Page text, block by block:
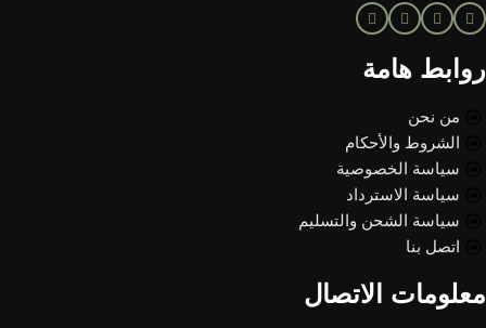
روابط هامة
من نحن
الشروط والأحكام
سياسة الخصوصية
سياسة الاسترداد
سياسة الشحن والتسليم
اتصل بنا
معلومات الاتصال